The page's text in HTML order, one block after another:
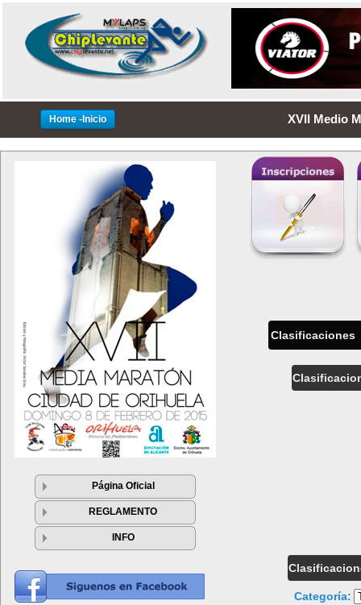
Home -Inicio XVII Medio
Página Oficial
REGLAMENTO
INFO
Clasificaciones
Categoría: